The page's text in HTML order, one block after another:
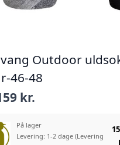
Outdoor
46-48
kr.
På lager
Levering: 1-2 dage (Levering